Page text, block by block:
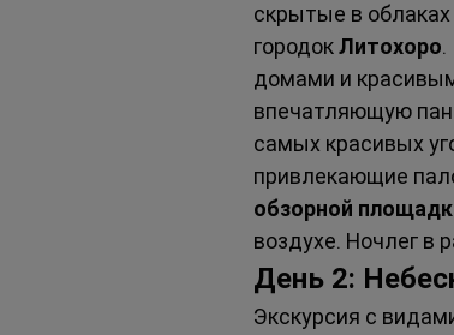
скрытые в
городок Литохоро.
домами и
впечатляющую
самых красивых
привлекающие
обзорной
воздухе. Ночлег в
День 2:
Экскурсия с